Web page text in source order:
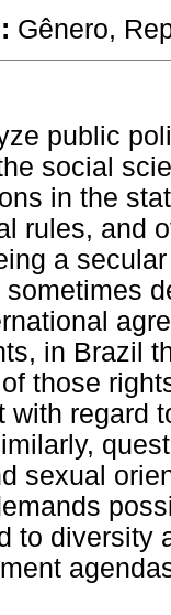
Gênero,
public
social
in the
rules, and
a
in Brazil
those
with regard
sexual
to diversity